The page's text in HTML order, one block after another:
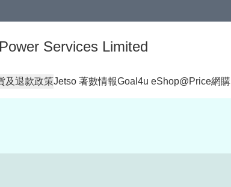
Services Limited
及退款政策Jetso 著數情報Goal4u eShop@Price網購